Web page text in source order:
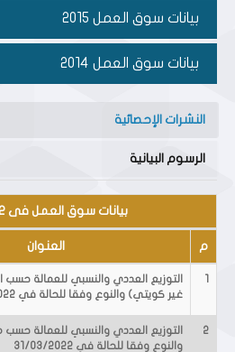
بيانات سوق العمل 2015
بيانات سوق العمل 2014
النشرات الإحصائية
الرسوم البيانية
بيانات سوق العمل فى 31/03/2022
م العنوان
1
التوزيع العددي والنسبي للعمالة
غير كويتي) والنوع وفقا للحالة في 31/03/2022
2
التوزيع العددي والنسبي للعمالة
والنوع وفقا للحالة في 31/03/2022